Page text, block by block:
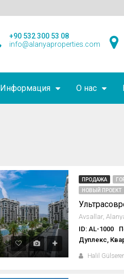
+90 532 300 53 08
info@alanyaproperties.com
Информация О нас
ПРОДАЖА
НОВЫЙ ПРОЕКТ
ID: AL-1000
Дуплекс,
Halil